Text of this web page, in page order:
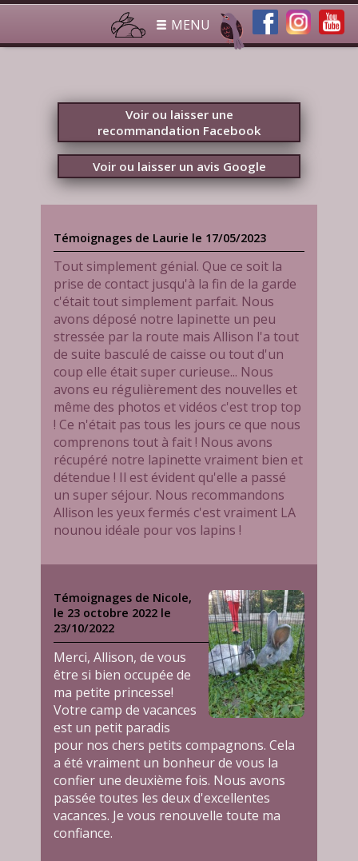
MENU
Voir ou laisser une
recommandation Facebook
Voir ou laisser un avis Google
Témoignages de Laurie le 17/05/2023
Tout simplement génial. Que ce soit la
prise de contact jusqu'à la fin de la garde
c'était tout simplement parfait. Nous
avons déposé notre lapinette un peu
stressée par la route mais Allison l'a tout
de suite basculé de caisse ou tout d'un
coup elle était super curieuse... Nous
avons eu régulièrement des nouvelles et
même des photos et vidéos c'est trop top
! Ce n'était pas tous les jours ce que nous
comprenons tout à fait ! Nous avons
récupéré notre lapinette vraiment bien et
détendue ! Il est évident qu'elle a passé
un super séjour. Nous recommandons
Allison les yeux fermés c'est vraiment LA
nounou idéale pour vos lapins !
Témoignages de Nicole,
le 23 octobre 2022 le
23/10/2022
Merci, Allison, de vous
être si bien occupée de
ma petite princesse!
Votre camp de vacances
est un petit paradis
pour nos chers petits compagnons. Cela
a été vraiment un bonheur de vous la
confier une deuxième fois. Nous avons
passée toutes les deux d'excellentes
vacances. Je vous renouvelle toute ma
confiance.